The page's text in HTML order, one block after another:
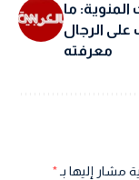
المنوية: ما
الرجال
معرفته
مشار إليها بـ*